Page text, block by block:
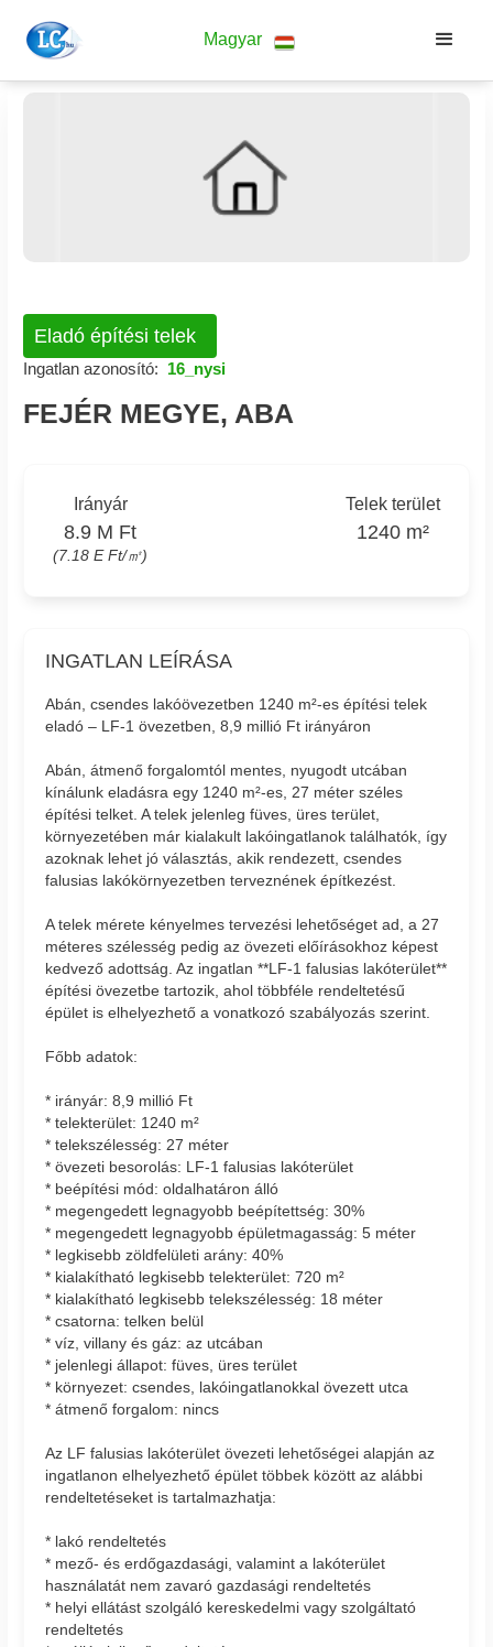
Magyar
Eladó építési telek
Ingatlan azonosító: 16_nysi
FEJÉR MEGYE, ABA
Irányár
8.9 M Ft
(7.18 E Ft/㎡)
Telek terület
1240 m²
INGATLAN LEÍRÁSA
Abán, csendes lakóövezetben 1240 m²-es építési telek
eladó – LF-1 övezetben, 8,9 millió Ft irányáron
Abán, átmenő forgalomtól mentes, nyugodt utcában
kínálunk eladásra egy 1240 m²-es, 27 méter széles
építési telket. A telek jelenleg füves, üres terület,
környezetében már kialakult lakóingatlanok találhatók, így
azoknak lehet jó választás, akik rendezett, csendes
falusias lakókörnyezetben terveznének építkezést.
A telek mérete kényelmes tervezési lehetőséget ad, a 27
méteres szélesség pedig az övezeti előírásokhoz képest
kedvező adottság. Az ingatlan **LF-1 falusias lakóterület**
építési övezetbe tartozik, ahol többféle rendeltetésű
épület is elhelyezhető a vonatkozó szabályozás szerint.
Főbb adatok:
* irányár: 8,9 millió Ft
* telekterület: 1240 m²
* telekszélesség: 27 méter
* övezeti besorolás: LF-1 falusias lakóterület
* beépítési mód: oldalhatáron álló
* megengedett legnagyobb beépítettség: 30%
* megengedett legnagyobb épületmagasság: 5 méter
* legkisebb zöldfelületi arány: 40%
* kialakítható legkisebb telekterület: 720 m²
* kialakítható legkisebb telekszélesség: 18 méter
* csatorna: telken belül
* víz, villany és gáz: az utcában
* jelenlegi állapot: füves, üres terület
* környezet: csendes, lakóingatlanokkal övezett utca
* átmenő forgalom: nincs
Az LF falusias lakóterület övezeti lehetőségei alapján az
ingatlanon elhelyezhető épület többek között az alábbi
rendeltetéseket is tartalmazhatja:
* lakó rendeltetés
* mező- és erdőgazdasági, valamint a lakóterület
használatát nem zavaró gazdasági rendeltetés
* helyi ellátást szolgáló kereskedelmi vagy szolgáltató
rendeltetés